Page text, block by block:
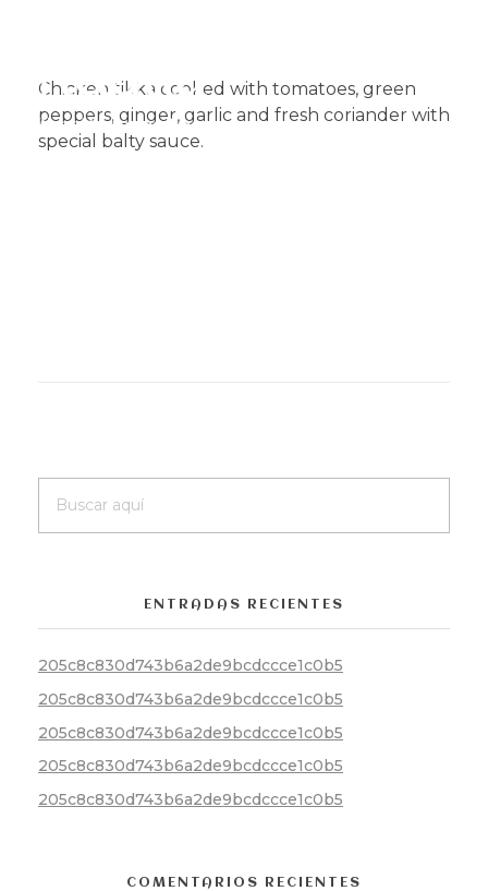
Muglia
Chicken tikka cooked with tomatoes, green
peppers, ginger, garlic and fresh coriander with
special balty sauce.​
ENTRADAS RECIENTES
205c8c830d743b6a2de9bcdccce1c0b5
205c8c830d743b6a2de9bcdccce1c0b5
205c8c830d743b6a2de9bcdccce1c0b5
205c8c830d743b6a2de9bcdccce1c0b5
205c8c830d743b6a2de9bcdccce1c0b5
COMENTARIOS RECIENTES